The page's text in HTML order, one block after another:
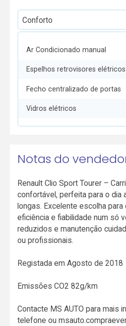
Ar Condicionado manual
Espelhos retrovisores elétricos
Fecho centralizado de portas
Vidros elétricos
Notas do
Renault Clio Sport Tourer –
confortável, perfeita para o dia
longas. Excelente escolha
eficiência e fiabilidade num só
reduzidos e manutenção
ou profissionais.
Registada em Agosto de 2018
Emissões CO2 82g/km
Contacte MS AUTO para mais
telefone ou